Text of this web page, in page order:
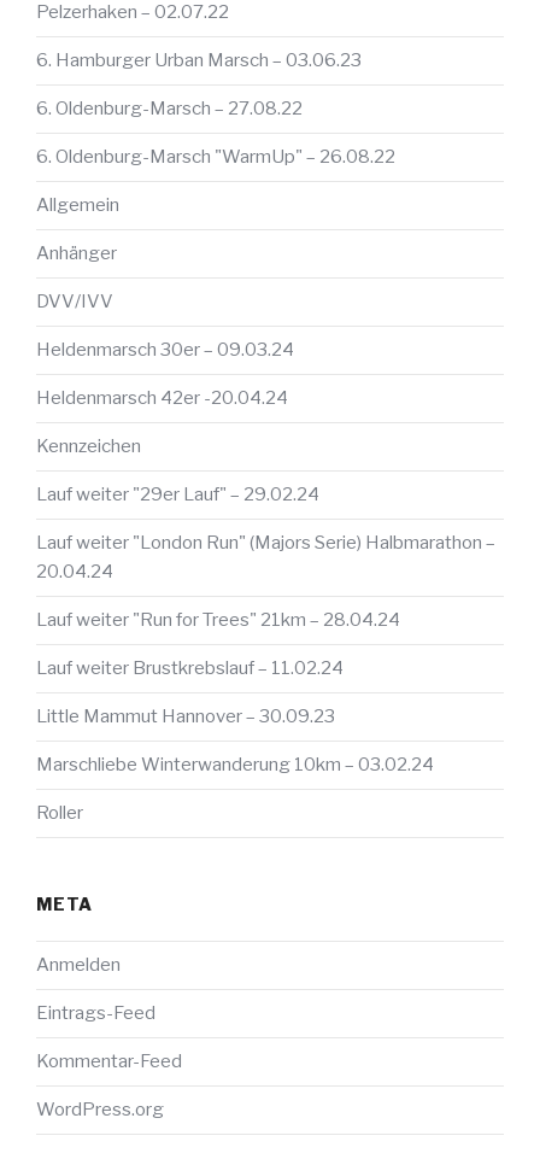
Pelzerhaken – 02.07.22
6. Hamburger Urban Marsch – 03.06.23
6. Oldenburg-Marsch – 27.08.22
6. Oldenburg-Marsch "WarmUp" – 26.08.22
Allgemein
Anhänger
DVV/IVV
Heldenmarsch 30er – 09.03.24
Heldenmarsch 42er -20.04.24
Kennzeichen
Lauf weiter "29er Lauf" – 29.02.24
Lauf weiter "London Run" (Majors Serie) Halbmarathon –
20.04.24
Lauf weiter "Run for Trees" 21km – 28.04.24
Lauf weiter Brustkrebslauf – 11.02.24
Little Mammut Hannover – 30.09.23
Marschliebe Winterwanderung 10km – 03.02.24
Roller
META
Anmelden
Eintrags-Feed
Kommentar-Feed
WordPress.org